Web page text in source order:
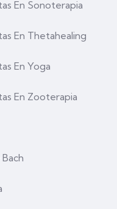
En Sonoterapia
En Thetahealing
En Yoga
En Zooterapia